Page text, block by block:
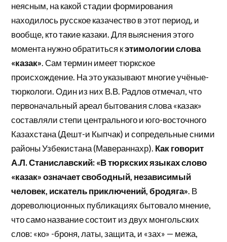
неясным, на какой стадии формирования
находилось русское казачество в этот период, и
вообще, кто такие казаки. Для выяснения этого
момента нужно обратиться кэтимологии слова
«казак». Сам термин имеет тюркское
происхождение. На это указывают многие учёные-
тюркологи. Один из них В.В. Радлов отмечал, что
первоначальный ареал бытования слова «казак»
составляли степи центрального и юго-восточного
Казахстана (Дешт-и Кыпчак) и сопредельные сними
районы Узбекистана (Мавераннахр). Как говорит
А.Л. Станиславский: «В тюркских языках слово
«казак» означает свободный, независимый
человек, искатель приключений, бродяга». В
дореволюционных публикациях бытовало мнение,
что само название состоит из двух монгольских
слов: «ко» -броня, латы, защита, и «зах» — межа,